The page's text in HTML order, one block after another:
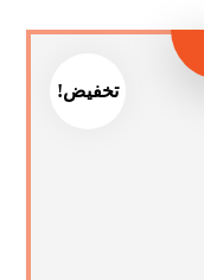
تخفيض!